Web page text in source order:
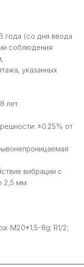
года (со дня ввода
соблюдения
указанных
лет.
±0.25% от
вибрации с
2,5 мм
М20*1,5-8g; R1/2;